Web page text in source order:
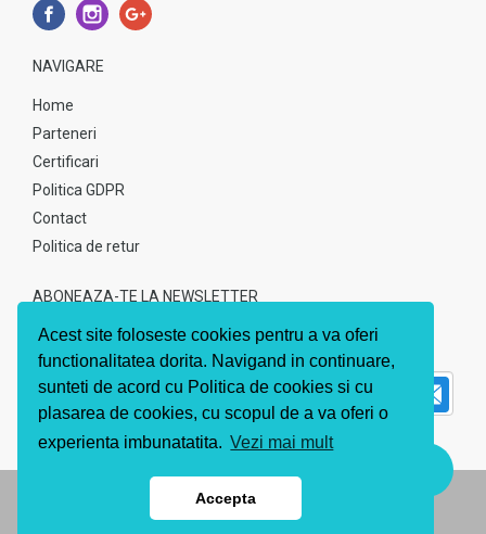
Acest site foloseste cookies pentru a va oferi
functionalitatea dorita. Navigand in continuare,
sunteti de acord cu Politica de cookies si cu
plasarea de cookies, cu scopul de a va oferi o
experienta imbunatatita. Vezi mai mult
Accepta
NAVIGARE
Home
Parteneri
Certificari
Politica GDPR
Contact
Politica de retur
ABONEAZA-TE LA NEWSLETTER
Abonati-va pentru a fii la curent cu noile noutati
© 2020 Bizmed.